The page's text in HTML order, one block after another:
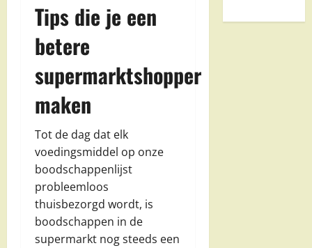
Tips die je een
betere
supermarktshopper
maken
Tot de dag dat elk
voedingsmiddel op onze
boodschappenlijst
probleemloos
thuisbezorgd wordt, is
boodschappen in de
supermarkt nog steeds een